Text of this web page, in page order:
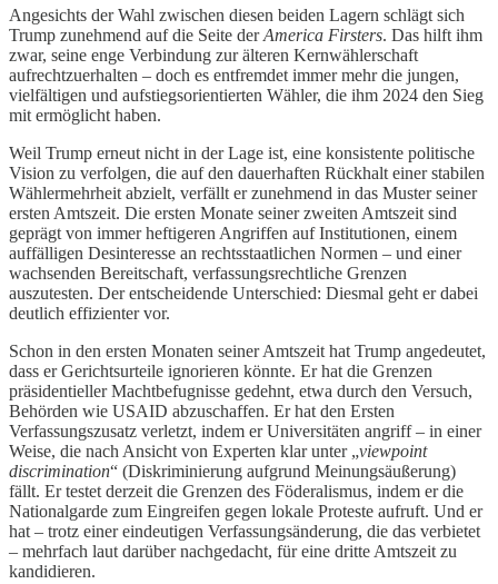
Angesichts der Wahl zwischen diesen beiden Lagern schlägt sich
Trump zunehmend auf die Seite derAmerica Firsters. Das hilft ihm
zwar, seine enge Verbindung zur älteren Kernwählerschaft
aufrechtzuerhalten – doch es entfremdet immer mehr die jungen,
vielfältigen und aufstiegsorientierten Wähler, die ihm 2024 den Sieg
mit ermöglicht haben.
Weil Trump erneut nicht in der Lage ist, eine konsistente politische
Vision zu verfolgen, die auf den dauerhaften Rückhalt einer stabilen
Wählermehrheit abzielt, verfällt er zunehmend in das Muster seiner
ersten Amtszeit. Die ersten Monate seiner zweiten Amtszeit sind
geprägt von immer heftigeren Angriffen auf Institutionen, einem
auffälligen Desinteresse an rechtsstaatlichen Normen – und einer
wachsenden Bereitschaft, verfassungsrechtliche Grenzen
auszutesten. Der entscheidende Unterschied: Diesmal geht er dabei
deutlich effizienter vor.
Schon in den ersten Monaten seiner Amtszeit hat Trump angedeutet,
dass er Gerichtsurteile ignorieren könnte. Er hat die Grenzen
präsidentieller Machtbefugnisse gedehnt, etwa durch den Versuch,
Behörden wie USAID abzuschaffen. Er hat den Ersten
Verfassungszusatz verletzt, indem er Universitäten angriff – in einer
Weise, die nach Ansicht von Experten klar unter „viewpoint
discrimination“ (Diskriminierung aufgrund Meinungsäußerung)
fällt. Er testet derzeit die Grenzen des Föderalismus, indem er die
Nationalgarde zum Eingreifen gegen lokale Proteste aufruft. Und er
hat – trotz einer eindeutigen Verfassungsänderung, die das verbietet
– mehrfach laut darüber nachgedacht, für eine dritte Amtszeit zu
kandidieren.